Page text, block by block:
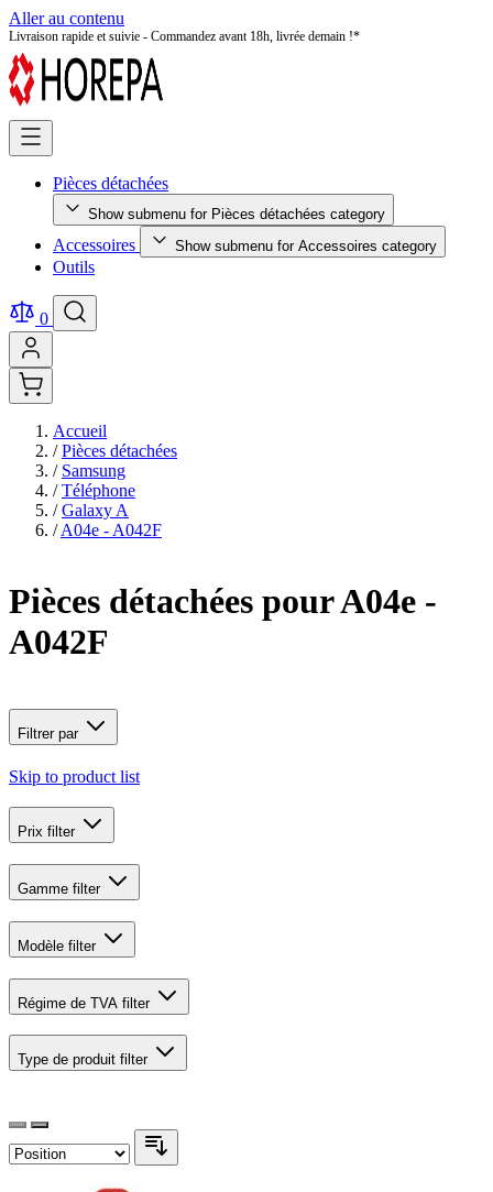
Aller au contenu
Livraison rapide et suivie - Commandez avant 18h, livrée demain !*
Pièces détachées
Show submenu for Pièces détachées category
Accessoires Show submenu for Accessoires category
Outils
0
Accueil
/ Pièces détachées
/ Samsung
/ Téléphone
/ Galaxy A
/ A04e - A042F
Pièces détachées pour A04e -
A042F
Filtrer par
Skip to product list
Prix filter
Gamme filter
Modèle filter
Régime de TVA filter
Type de produit filter